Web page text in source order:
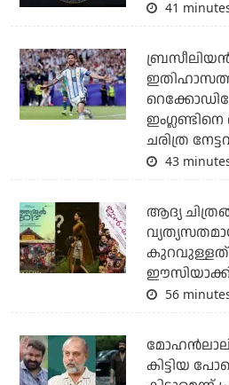
41
ചരിത്ര
43
ആദ്യ
കുറവുള്ളത്
56
കിട്ടിയ